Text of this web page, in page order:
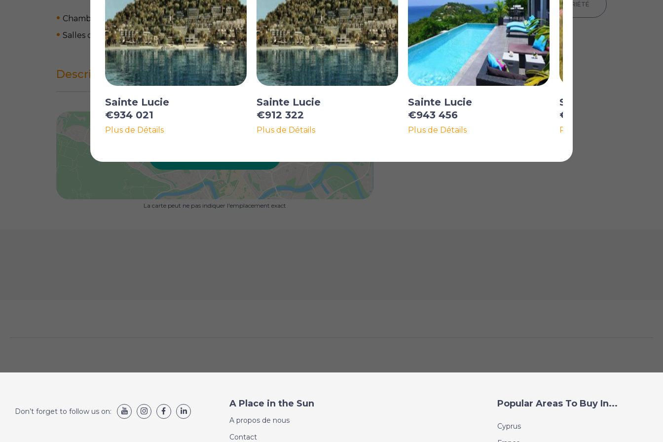
Chambres: 5
Salles de bain: 4
Description complète
La carte peut ne pas indiquer l'emplacement exact
IMPRIMER LES DÉTAILS DE LA PROPRIÉTÉ
Sainte Lucie
€934 021
Plus de Détails
Sainte Lucie
€912 322
Plus de Détails
Sainte Lucie
€943 456
Plus de Détails
Sainte Lucie
€1 114 993
Plus de Détails
Don’t forget to follow us on:
A Place in the Sun
A propos de nous
Contact
Popular Areas To Buy In...
Cyprus